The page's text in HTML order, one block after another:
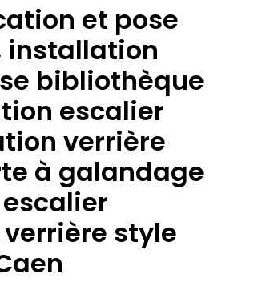
et pose
installation
bibliothèque
escalier
verrière
à galandage
style